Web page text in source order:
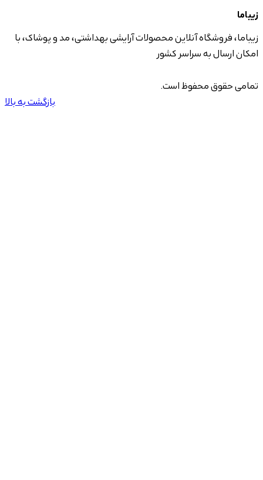
زیباما
زیباما، فروشگاه آنلاین محصولات آرایشی بهداشتی، مد و پوشاک، با
امکان ارسال به سراسر کشور
تمامی حقوق محفوظ است.
بازگشت به بالا